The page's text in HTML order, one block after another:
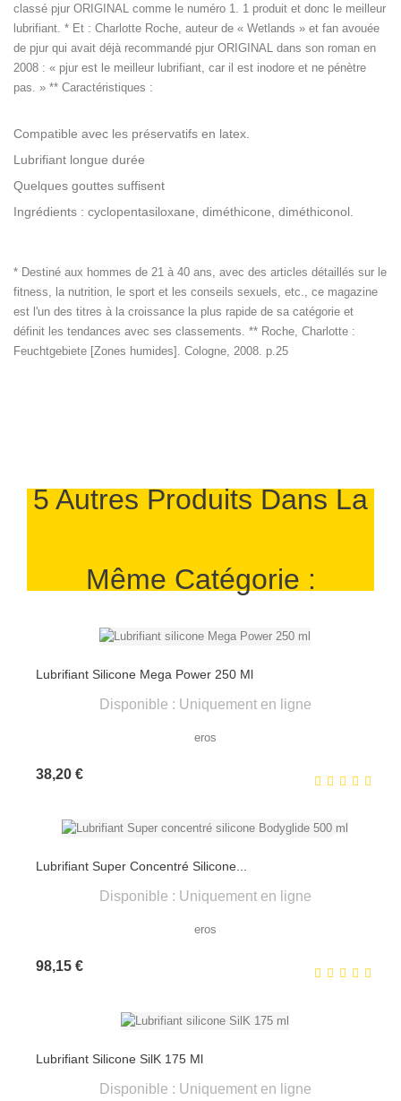
classé pjur ORIGINAL comme le numéro 1. 1 produit et donc le meilleur
lubrifiant. * Et : Charlotte Roche, auteur de « Wetlands » et fan avouée
de pjur qui avait déjà recommandé pjur ORIGINAL dans son roman en
2008 : « pjur est le meilleur lubrifiant, car il est inodore et ne pénètre
pas. » ** Caractéristiques :
Compatible avec les préservatifs en latex.
Lubrifiant longue durée
Quelques gouttes suffisent
Ingrédients : cyclopentasiloxane, diméthicone, diméthiconol.
* Destiné aux hommes de 21 à 40 ans, avec des articles détaillés sur le
fitness, la nutrition, le sport et les conseils sexuels, etc., ce magazine
est l'un des titres à la croissance la plus rapide de sa catégorie et
définit les tendances avec ses classements. ** Roche, Charlotte :
Feuchtgebiete [Zones humides]. Cologne, 2008. p.25
5 Autres Produits Dans La
Même Catégorie :
Lubrifiant Silicone Mega Power 250 Ml
Disponible : Uniquement en ligne
eros
38,20 €Prix
Lubrifiant Super Concentré Silicone...
Disponible : Uniquement en ligne
eros
98,15 €Prix
Lubrifiant Silicone SilK 175 Ml
Disponible : Uniquement en ligne